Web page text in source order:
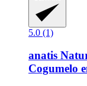
5.0 (1)
anatis
Cogumelo